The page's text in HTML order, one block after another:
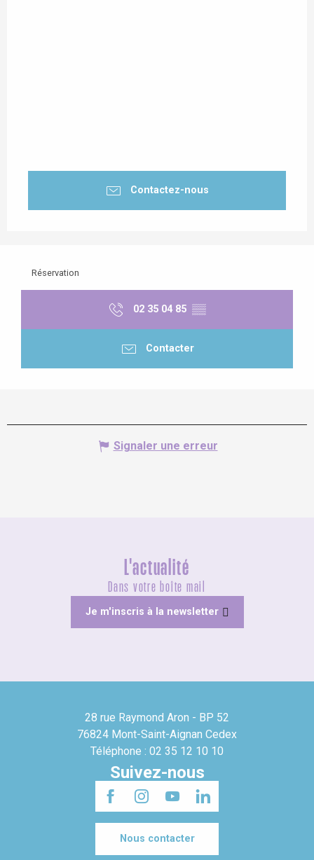
Contactez-nous
Réservation
02 35 04 85 ▒▒
Contacter
Signaler une erreur
L'actualité
Dans votre boîte mail
Je m'inscris à la newsletter
28 rue Raymond Aron - BP 52
76824 Mont-Saint-Aignan Cedex
Téléphone : 02 35 12 10 10
Suivez-nous
Nous contacter